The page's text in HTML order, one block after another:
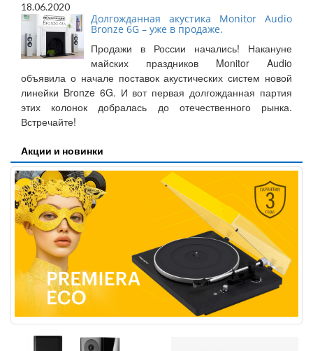
18.06.2020
Долгожданная акустика Monitor Audio
Bronze 6G – уже в продаже.
Продажи в России начались! Накануне
майских праздников Monitor Audio
объявила о начале поставок акустических систем новой
линейки Bronze 6G. И вот первая долгожданная партия
этих колонок добралась до отечественного рынка.
Встречайте!
Акции и новинки